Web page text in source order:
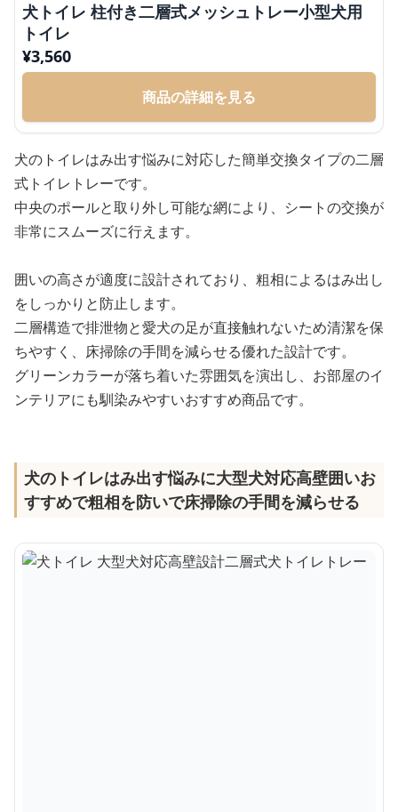
犬トイレ 柱付き二層式メッシュトレー小型犬用
トイレ
¥3,560
商品の詳細を見る
犬のトイレはみ出す悩みに対応した簡単交換タイプの二層
式トイレトレーです。
中央のポールと取り外し可能な網により、シートの交換が
非常にスムーズに行えます。
囲いの高さが適度に設計されており、粗相によるはみ出し
をしっかりと防止します。
二層構造で排泄物と愛犬の足が直接触れないため清潔を保
ちやすく、床掃除の手間を減らせる優れた設計です。
グリーンカラーが落ち着いた雰囲気を演出し、お部屋のイ
ンテリアにも馴染みやすいおすすめ商品です。
犬のトイレはみ出す悩みに大型犬対応高壁囲いお
すすめで粗相を防いで床掃除の手間を減らせる